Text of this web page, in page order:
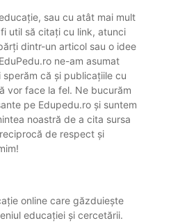
sau cu atât mai mult
util să citați cu link, atunci
dintr-un articol sau o idee
ne-am asumat
că și publicațiile cu
vor face la fel. Ne bucurăm
pe Edupedu.ro și suntem
noastră de a cita sursa
de respect și
online care găzduiește
educației și cercetării.